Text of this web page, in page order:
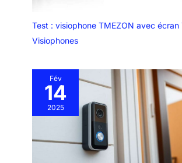
plus de vidéosurveillance et de sécurité,
également acheter séparément la caméra IP
Test : visiophone TMEZON avec écran
Visiophones
Fév
14
2025